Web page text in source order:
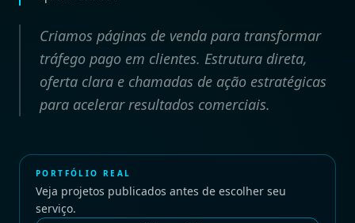
Criamos páginas de venda para transformar
tráfego pago em clientes. Estrutura direta,
oferta clara e chamadas de ação estratégicas
para acelerar resultados comerciais.
PORTFÓLIO REAL
Veja projetos publicados antes de escolher seu
serviço.